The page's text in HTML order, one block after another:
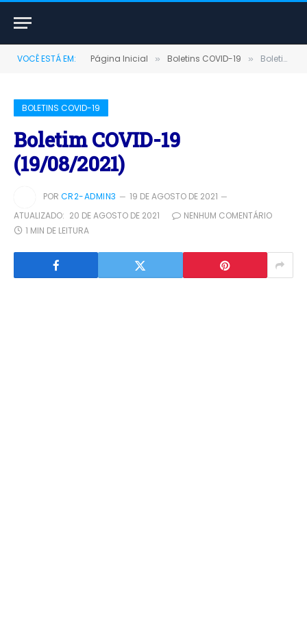
VOCÊ ESTÁ EM: Página Inicial » Boletins COVID-19 » Boletim COVID-19 (19/08/2021)
BOLETINS COVID-19
Boletim COVID-19
(19/08/2021)
POR CR2-ADMIN3
19 DE AGOSTO DE 2021
ATUALIZADO: 20 DE AGOSTO DE 2021
NENHUM COMENTÁRIO
1 MIN DE LEITURA